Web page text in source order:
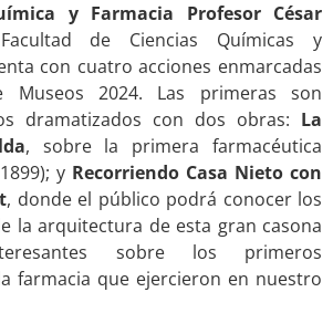
y Farmacia Profesor César
de Ciencias Químicas y
con cuatro acciones enmarcadas
2024. Las primeras son
dramatizados con dos obras: La
, sobre la primera farmacéutica
y Recorriendo Casa Nieto con
, donde el público podrá conocer los
la arquitectura de esta gran casona
sobre los primeros
farmacia que ejercieron en nuestro